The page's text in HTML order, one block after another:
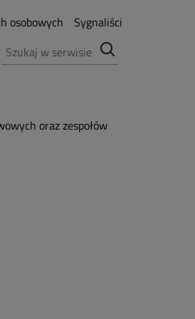
osobowych Sygnaliści
Szukaj
oraz zespołów